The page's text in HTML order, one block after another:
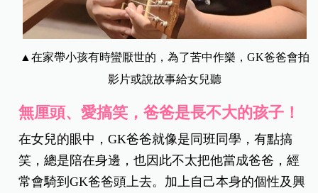
▲ 在家帶小孩有時蠻厭世的，為了苦中作樂，GK爸爸會拍
影片或說故事給女兒聽
無厘頭、愛搞笑，爸爸是長不大的孩子！
在女兒的眼中，GK爸爸就像是同班同學，有點搞
笑，總是陪在身邊，也因此不太把他當成爸爸，經
常會騎到GK爸爸頭上去。加上自己本身的個性及興